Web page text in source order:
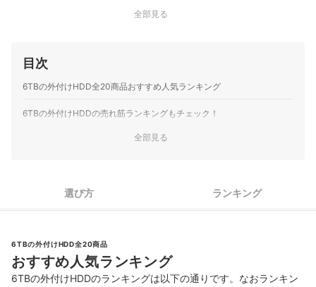
全部見る
目次
6TBの外付けHDD全20商品おすすめ人気ランキング
6TBの外付けHDDの売れ筋ランキングもチェック！
全部見る
選び方 ランキング
6TBの外付けHDD全20商品
おすすめ人気ランキング
6TBの外付けHDDのランキングは以下の通りです。なおランキン